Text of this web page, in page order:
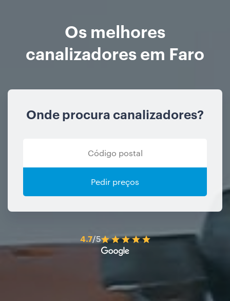
Os melhores
canalizadores em Faro
Onde procura canalizadores?
Pedir preços
4.7/5